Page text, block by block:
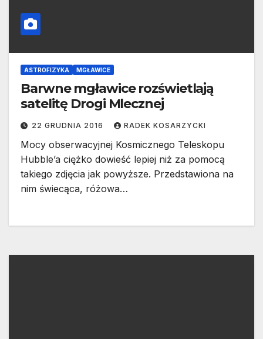
ASTROFIZYKA MGŁAWICE
Barwne mgławice rozświetlają
satelitę Drogi Mlecznej
22 GRUDNIA 2016 RADEK KOSARZYCKI
Mocy obserwacyjnej Kosmicznego Teleskopu
Hubble’a ciężko dowieść lepiej niż za pomocą
takiego zdjęcia jak powyższe. Przedstawiona na
nim świecąca, różowa…